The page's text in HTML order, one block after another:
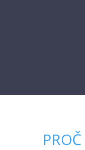
PROČ